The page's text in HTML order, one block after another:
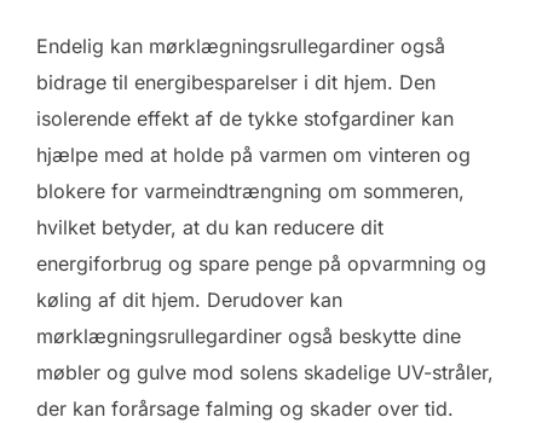
Endelig kan mørklægningsrullegardiner også
bidrage til energibesparelser i dit hjem. Den
isolerende effekt af de tykke stofgardiner kan
hjælpe med at holde på varmen om vinteren og
blokere for varmeindtrængning om sommeren,
hvilket betyder, at du kan reducere dit
energiforbrug og spare penge på opvarmning og
køling af dit hjem. Derudover kan
mørklægningsrullegardiner også beskytte dine
møbler og gulve mod solens skadelige UV-stråler,
der kan forårsage falming og skader over tid.